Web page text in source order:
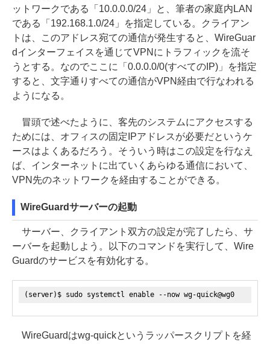
ットワークである「10.0.0.0/24」と、筆者の家庭内LAN
である「192.168.1.0/24」を指定している。クライアン
トは、このアドレス宛ての通信が発生すると、WireGuar
dインターフェイスを通じてVPNにトラフィックを流そ
うとする。なのでここに「0.0.0.0/0(すべてのIP)」を指定
すると、文字通りすべての通信がVPN経由で行なわれる
ようになる。
冒頭で述べたように、客先のシステムにアクセスする
ためには、オフィスの固定IPアドレスが必要だというケ
ースはよくあるだろう。そういう時はこの設定を行なえ
ば、インターネットに出ていくあらゆる通信において、
VPN先のネットワークを経由することができる。
WireGuardサーバーの起動
サーバー、クライアント双方の設定が完了したら、サ
ーバーを起動しよう。以下のコマンドを実行して、Wire
Guardのサービスを有効化する。
(server)$ sudo systemctl enable --now wg-quick@wg0
WireGuardはwg-quickというラッパースクリプトを経